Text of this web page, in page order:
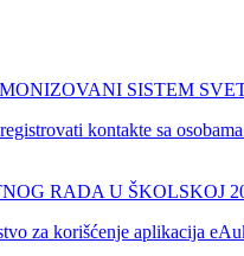
SISTEM
kontakte sa
RADA U ŠKOLSKOJ
za korišćenje aplikacija